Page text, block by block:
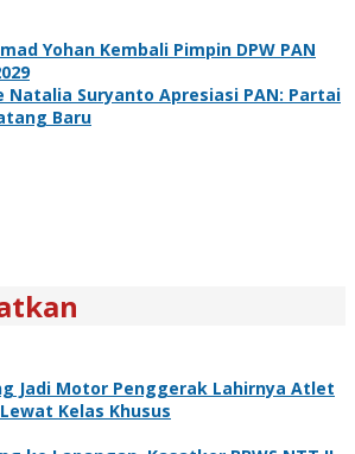
Yohan Kembali Pimpin DPW PAN
Natalia Suryanto Apresiasi PAN: Partai
Baru
Jadi Motor Penggerak Lahirnya Atlet
Kelas Khusus